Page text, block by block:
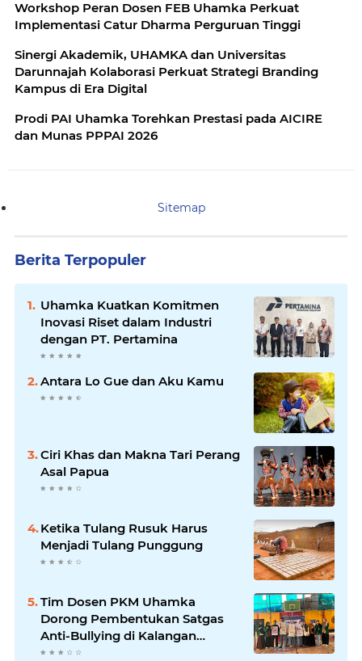
Workshop Peran Dosen FEB Uhamka Perkuat
Implementasi Catur Dharma Perguruan Tinggi
Sinergi Akademik, UHAMKA dan Universitas
Darunnajah Kolaborasi Perkuat Strategi Branding
Kampus di Era Digital
Prodi PAI Uhamka Torehkan Prestasi pada AICIRE
dan Munas PPPAI 2026
Sitemap
Berita Terpopuler
Uhamka Kuatkan Komitmen
Inovasi Riset dalam Industri
dengan PT. Pertamina
Antara Lo Gue dan Aku Kamu
Ciri Khas dan Makna Tari Perang
Asal Papua
Ketika Tulang Rusuk Harus
Menjadi Tulang Punggung
Tim Dosen PKM Uhamka
Dorong Pembentukan Satgas
Anti-Bullying di Kalangan
Remaja